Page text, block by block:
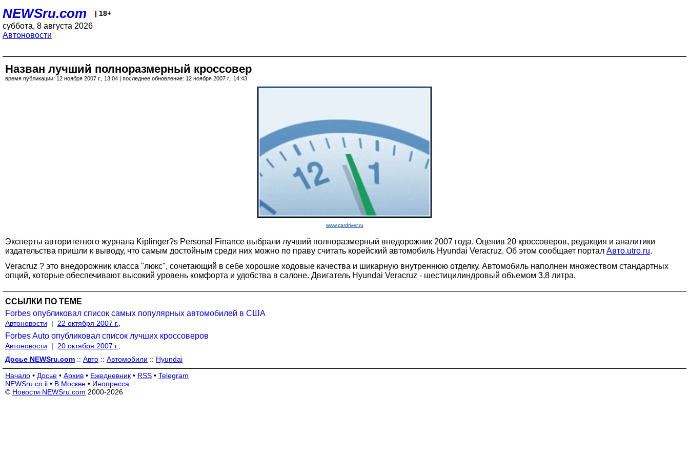
NEWSru.com | 18+
суббота, 8 августа 2026
Автоновости
Назван лучший полноразмерный кроссовер
время публикации: 12 ноября 2007 г., 13:04 | последнее обновление: 12 ноября 2007 г., 14:43
www.cardriver.ru
Эксперты авторитетного журнала Kiplinger?s Personal Finance выбрали лучший полноразмерный внедорожник 2007 года. Оценив 20 кроссоверов, редакция и аналитики
издательства пришли к выводу, что самым достойным среди них можно по праву считать корейский автомобиль Hyundai Veracruz. Об этом сообщает портал Авто.utro.ru.
Veracruz ? это внедорожник класса "люкс", сочетающий в себе хорошие ходовые качества и шикарную внутреннюю отделку. Автомобиль наполнен множеством стандартных
опций, которые обеспечивают высокий уровень комфорта и удобства в салоне. Двигатель Hyundai Veracruz - шестицилиндровый объемом 3,8 литра.
ССЫЛКИ ПО ТЕМЕ
Forbes опубликовал список самых популярных автомобилей в США
Автоновости | 22 октября 2007 г.,
Forbes Auto опубликовал список лучших кроссоверов
Автоновости |
20 октября 2007 г.,
Досье NEWSru.com :: Авто :: Автомобили :: Hyundai
Начало • Досье • Архив • Ежедневник • RSS • Telegram
NEWSru.co.il • В Москве • Инопресса
© Новости NEWSru.com 2000-2026